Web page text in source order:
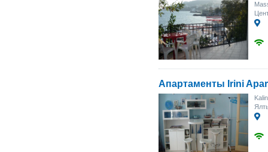
Апартаменты Irini